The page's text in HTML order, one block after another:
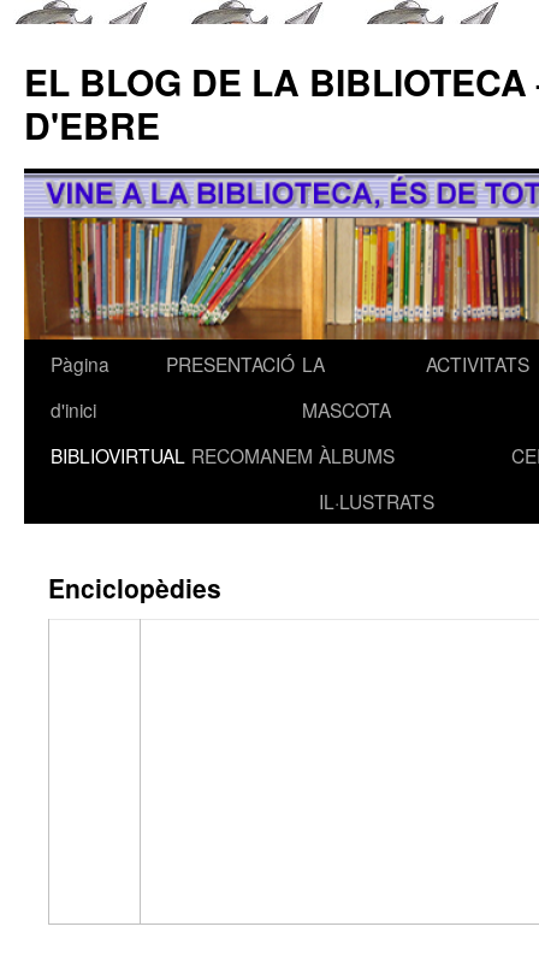
EL BLOG DE LA
D'EBRE
Vés
contingut
Pàgina
d'inici
PRESENTACIÓ LA
MASCOTA
ACTIVITATS
BIBLIOVIRTUAL RECOMANEM ÀLBUMS
IL·LUSTRATS
Enciclopèdies